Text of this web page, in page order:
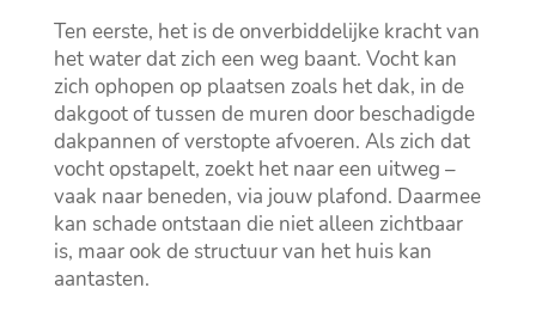
Ten eerste, het is de onverbiddelijke kracht van
het water dat zich een weg baant.​ Vocht kan
zich ophopen op plaatsen zoals het dak, in de
dakgoot of tussen de muren door beschadigde
dakpannen of verstopte afvoeren.​ Als zich dat
vocht opstapelt, zoekt het naar een uitweg –
vaak naar beneden, via jouw plafond.​ Daarmee
kan schade ontstaan die niet alleen zichtbaar
is, maar ook de structuur van het huis kan
aantasten.​